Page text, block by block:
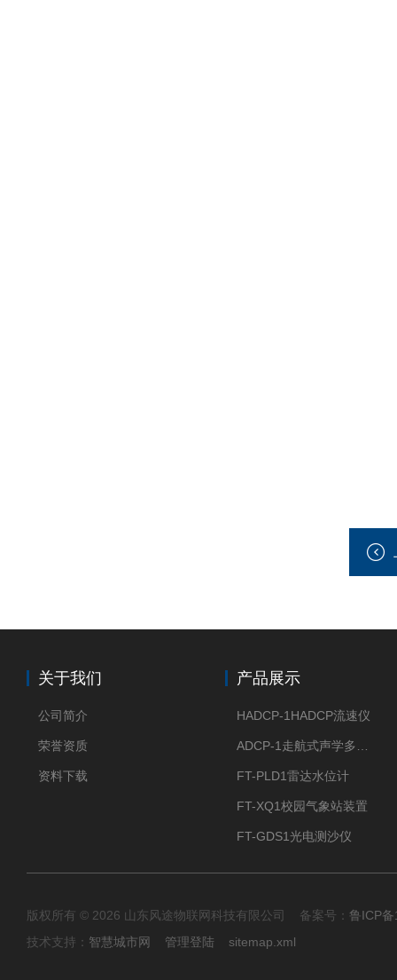
关于我们
公司简介
荣誉资质
资料下载
产品展示
HADCP-1HADCP流速仪
FT-PLD1雷达水位计
FT-XQ1校园气象站装置
FT-GDS1光电测沙仪
版权所有 © 2026 山东风途物联网科技有限公司 备案号： 鲁ICP
技术支持： 智慧城市网 管理登陆 sitemap.xml